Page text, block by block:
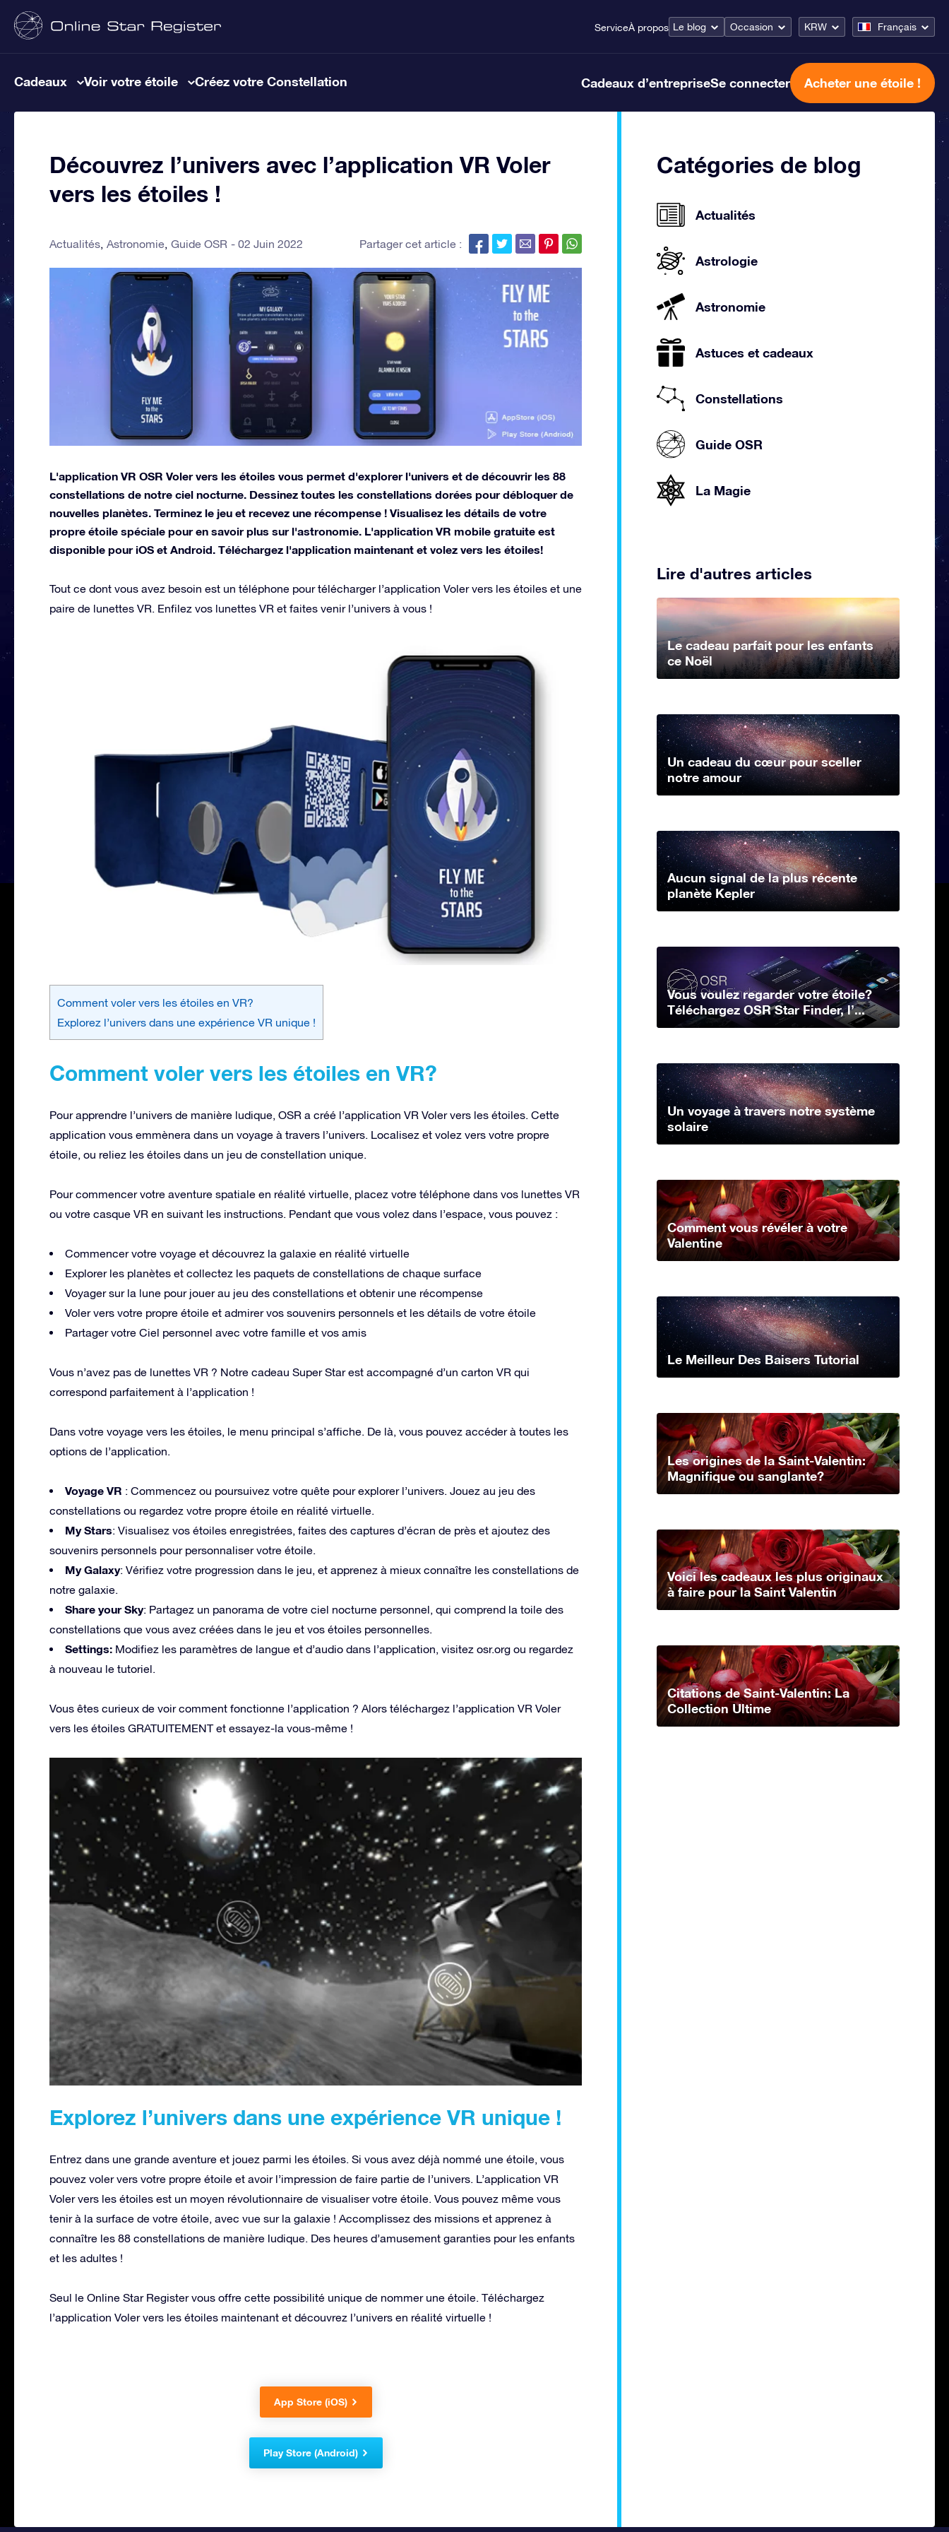
ServiceÀ propos Le blog Occasion KRW Français
Cadeaux Voir votre étoile Créez votre Constellation Cadeaux d’entrepriseSe connecter Acheter une étoile !
Découvrez l’univers avec l’application VR Voler
vers les étoiles !
Actualités Astronomie Guide OSR 02 Juin 2022 Partager cet article :
L'application VR OSR Voler vers les étoiles vous permet d'explorer l'univers et de découvrir les 88
constellations de notre ciel nocturne. Dessinez toutes les constellations dorées pour débloquer de
nouvelles planètes. Terminez le jeu et recevez une récompense ! Visualisez les détails de votre
propre étoile spéciale pour en savoir plus sur l'astronomie. L'application VR mobile gratuite est
disponible pour iOS et Android. Téléchargez l'application maintenant et volez vers les étoiles!
Tout ce dont vous avez besoin est un téléphone pour télécharger l’application Voler vers les étoiles et une
paire de lunettes VR. Enfilez vos lunettes VR et faites venir l’univers à vous !
Comment voler vers les étoiles en VR?
Explorez l’univers dans une expérience VR unique !
Comment voler vers les étoiles en VR?
Pour apprendre l’univers de manière ludique, OSR a créé l’application VR Voler vers les étoiles. Cette
application vous emmènera dans un voyage à travers l’univers. Localisez et volez vers votre propre
étoile, ou reliez les étoiles dans un jeu de constellation unique.
Pour commencer votre aventure spatiale en réalité virtuelle, placez votre téléphone dans vos lunettes VR
ou votre casque VR en suivant les instructions. Pendant que vous volez dans l’espace, vous pouvez :
Commencer votre voyage et découvrez la galaxie en réalité virtuelle
Explorer les planètes et collectez les paquets de constellations de chaque surface
Voyager sur la lune pour jouer au jeu des constellations et obtenir une récompense
Voler vers votre propre étoile et admirer vos souvenirs personnels et les détails de votre étoile
Partager votre Ciel personnel avec votre famille et vos amis
Vous n’avez pas de lunettes VR ? Notre cadeau Super Star est accompagné d’un carton VR qui
correspond parfaitement à l’application !
Dans votre voyage vers les étoiles, le menu principal s’affiche. De là, vous pouvez accéder à toutes les
options de l’application.
Voyage VR : Commencez ou poursuivez votre quête pour explorer l’univers. Jouez au jeu des
constellations ou regardez votre propre étoile en réalité virtuelle.
My Stars: Visualisez vos étoiles enregistrées, faites des captures d’écran de près et ajoutez des
souvenirs personnels pour personnaliser votre étoile.
My Galaxy: Vérifiez votre progression dans le jeu, et apprenez à mieux connaître les constellations de
notre galaxie.
Share your Sky: Partagez un panorama de votre ciel nocturne personnel, qui comprend la toile des
constellations que vous avez créées dans le jeu et vos étoiles personnelles.
Settings: Modifiez les paramètres de langue et d’audio dans l’application, visitez osr.org ou regardez
à nouveau le tutoriel.
Vous êtes curieux de voir comment fonctionne l’application ? Alors téléchargez l’application VR Voler
vers les étoiles GRATUITEMENT et essayez-la vous-même !
Explorez l’univers dans une expérience VR unique !
Entrez dans une grande aventure et jouez parmi les étoiles. Si vous avez déjà nommé une étoile, vous
pouvez voler vers votre propre étoile et avoir l’impression de faire partie de l’univers. L’application VR
Voler vers les étoiles est un moyen révolutionnaire de visualiser votre étoile. Vous pouvez même vous
tenir à la surface de votre étoile, avec vue sur la galaxie ! Accomplissez des missions et apprenez à
connaître les 88 constellations de manière ludique. Des heures d’amusement garanties pour les enfants
et les adultes !
Seul le Online Star Register vous offre cette possibilité unique de nommer une étoile. Téléchargez
l’application Voler vers les étoiles maintenant et découvrez l’univers en réalité virtuelle !
App Store (iOS)
Play Store (Android)
Catégories de blog
Actualités
Astrologie
Astronomie
Astuces et cadeaux
Constellations
Guide OSR
La Magie
Lire d'autres articles
Le cadeau parfait pour les enfants
ce Noël
Un cadeau du cœur pour sceller
notre amour
Aucun signal de la plus récente
planète Kepler
Vous voulez regarder votre étoile?
Téléchargez OSR Star Finder, l’...
Un voyage à travers notre système
solaire
Comment vous révéler à votre
Valentine
Le Meilleur Des Baisers Tutorial
Les origines de la Saint-Valentin:
Magnifique ou sanglante?
Voici les cadeaux les plus originaux
à faire pour la Saint Valentin
Citations de Saint-Valentin: La
Collection Ultime